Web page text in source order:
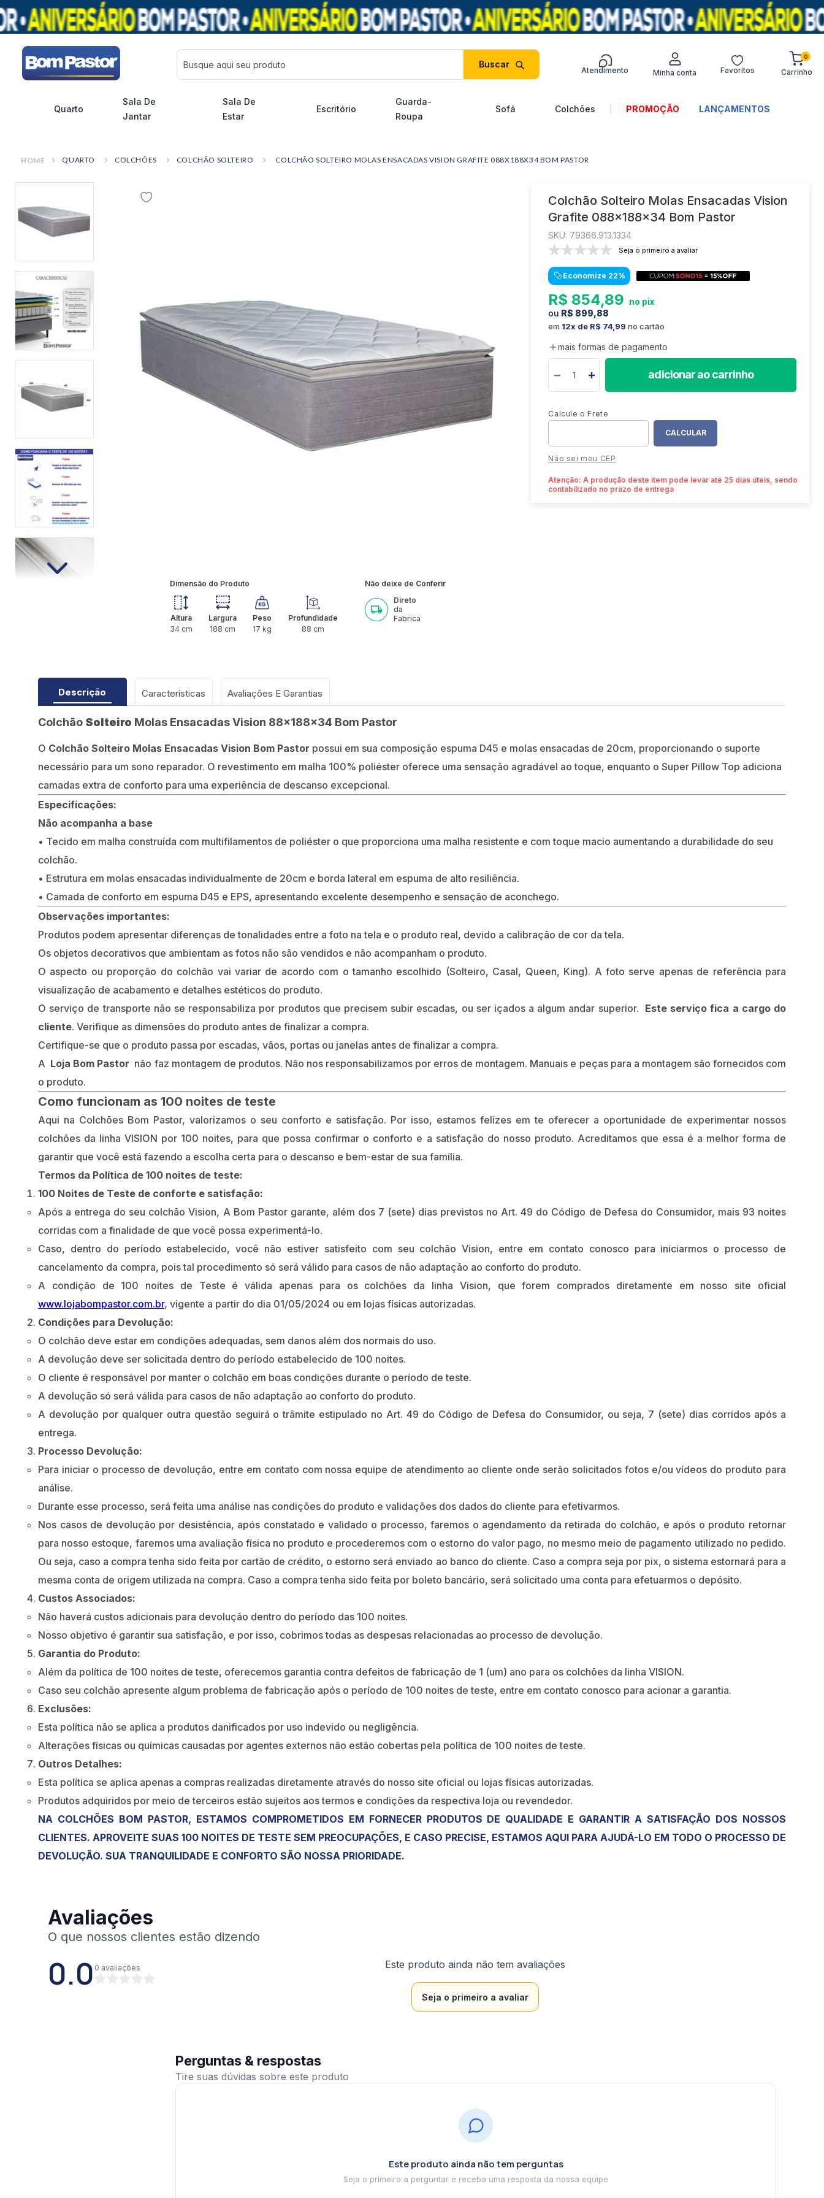
Busque aqui seu produto
Atendimento Favoritos
0
Quarto
Sala De
Jantar
Sala De
Estar
Escritório
Guarda-
Roupa
Sofá Colchões PROMOÇÃO LANÇAMENTOS
QUARTO COLCHÕES COLCHÃO SOLTEIRO COLCHÃO SOLTEIRO MOLAS ENSACADAS VISION GRAFITE 088X188X34 BOM PASTOR
Dimensão do Produto
Altura
34 cm
Largura
188 cm
Peso
17 kg
Profundidade
88 cm
Não deixe de Conferir
Direto
da
Fabrica
Colchão Solteiro Molas Ensacadas Vision
Grafite 088x188x34 Bom Pastor
: 79366.913.1334
Seja o primeiro a avaliar
Economize 22%
R$ 854,89
R$ 899,88
em 12 R$ 74, 99 no cartão
mais formas de pagamento
adicionar ao carrinho
Não sei meu CEP
Atenção: A produção deste item pode levar até 25 dias úteis, sendo
contabilizado no prazo de entrega
Descrição Características
Colchão Solteiro Molas Ensacadas Vision 88x188x34 Bom Pastor
O Colchão Solteiro Molas Ensacadas Vision Bom Pastor possui em sua composição espuma D45 e molas ensacadas de 20cm, proporcionando o suporte
necessário para um sono reparador. O revestimento em malha 100% poliéster oferece uma sensação agradável ao toque, enquanto o Super Pillow Top adiciona
camadas extra de conforto para uma experiência de descanso excepcional.
Especificações:
Não acompanha a base
• Tecido em malha construída com multifilamentos de poliéster o que proporciona uma malha resistente e com toque macio aumentando a durabilidade do seu
colchão.
• Estrutura em molas ensacadas individualmente de 20cm e borda lateral em espuma de alto resiliência.
• Camada de conforto em espuma D45 e EPS, apresentando excelente desempenho e sensação de aconchego.
Observações importantes:
Produtos podem apresentar diferenças de tonalidades entre a foto na tela e o produto real, devido a calibração de cor da tela.
Os objetos decorativos que ambientam as fotos não são vendidos e não acompanham o produto.
O aspecto ou proporção do colchão vai variar de acordo com o tamanho escolhido (Solteiro, Casal, Queen, King). A foto serve apenas de referência para
visualização de acabamento e detalhes estéticos do produto.
O serviço de transporte não se responsabiliza por produtos que precisem subir escadas, ou ser içados a algum andar superior. Este serviço fica a cargo do
cliente. Verifique as dimensões do produto antes de finalizar a compra.
Certifique-se que o produto passa por escadas, vãos, portas ou janelas antes de finalizar a compra.
A Loja Bom Pastor não faz montagem de produtos. Não nos responsabilizamos por erros de montagem. Manuais e peças para a montagem são fornecidos com
o produto.
Como funcionam as 100 noites de teste
Aqui na Colchões Bom Pastor, valorizamos o seu conforto e satisfação. Por isso, estamos felizes em te oferecer a oportunidade de experimentar nossos
colchões da linha VISION por 100 noites, para que possa confirmar o conforto e a satisfação do nosso produto. Acreditamos que essa é a melhor forma de
garantir que você está fazendo a escolha certa para o descanso e bem-estar de sua família.
Termos da Política de 100 noites de teste:
100 Noites de Teste de conforte e satisfação:
Após a entrega do seu colchão Vision, A Bom Pastor garante, além dos 7 (sete) dias previstos no Art. 49 do Código de Defesa do Consumidor, mais 93 noites
corridas com a finalidade de que você possa experimentá-lo.
Caso, dentro do período estabelecido, você não estiver satisfeito com seu colchão Vision, entre em contato conosco para iniciarmos o processo de
cancelamento da compra, pois tal procedimento só será válido para casos de não adaptação ao conforto do produto.
A condição de 100 noites de Teste é válida apenas para os colchões da linha Vision, que forem comprados diretamente em nosso site oficial
www.lojabompastor.com.br, vigente a partir do dia 01/05/2024 ou em lojas físicas autorizadas.
Condições para Devolução:
O colchão deve estar em condições adequadas, sem danos além dos normais do uso.
A devolução deve ser solicitada dentro do período estabelecido de 100 noites.
O cliente é responsável por manter o colchão em boas condições durante o período de teste.
A devolução só será válida para casos de não adaptação ao conforto do produto.
A devolução por qualquer outra questão seguirá o trâmite estipulado no Art. 49 do Código de Defesa do Consumidor, ou seja, 7 (sete) dias corridos após a
entrega.
Processo Devolução:
Para iniciar o processo de devolução, entre em contato com nossa equipe de atendimento ao cliente onde serão solicitados fotos e/ou vídeos do produto para
análise.
Durante esse processo, será feita uma análise nas condições do produto e validações dos dados do cliente para efetivarmos.
Nos casos de devolução por desistência, após constatado e validado o processo, faremos o agendamento da retirada do colchão, e após o produto retornar
para nosso estoque, faremos uma avaliação física no produto e procederemos com o estorno do valor pago, no mesmo meio de pagamento utilizado no pedido.
Ou seja, caso a compra tenha sido feita por cartão de crédito, o estorno será enviado ao banco do cliente. Caso a compra seja por pix, o sistema estornará para a
mesma conta de origem utilizada na compra. Caso a compra tenha sido feita por boleto bancário, será solicitado uma conta para efetuarmos o depósito.
Custos Associados:
Não haverá custos adicionais para devolução dentro do período das 100 noites.
Nosso objetivo é garantir sua satisfação, e por isso, cobrimos todas as despesas relacionadas ao processo de devolução.
Garantia do Produto:
Além da política de 100 noites de teste, oferecemos garantia contra defeitos de fabricação de 1 (um) ano para os colchões da linha VISION.
Caso seu colchão apresente algum problema de fabricação após o período de 100 noites de teste, entre em contato conosco para acionar a garantia.
Exclusões:
Esta política não se aplica a produtos danificados por uso indevido ou negligência.
Alterações físicas ou químicas causadas por agentes externos não estão cobertas pela política de 100 noites de teste.
Outros Detalhes:
Esta política se aplica apenas a compras realizadas diretamente através do nosso site oficial ou lojas físicas autorizadas.
Produtos adquiridos por meio de terceiros estão sujeitos aos termos e condições da respectiva loja ou revendedor.
NA COLCHÕES BOM PASTOR, ESTAMOS COMPROMETIDOS EM FORNECER PRODUTOS DE QUALIDADE E GARANTIR A SATISFAÇÃO DOS NOSSOS
CLIENTES. APROVEITE SUAS 100 NOITES DE TESTE SEM PREOCUPAÇÕES, E CASO PRECISE, ESTAMOS AQUI PARA AJUDÁ-LO EM TODO O PROCESSO DE
DEVOLUÇÃO. SUA TRANQUILIDADE E CONFORTO SÃO NOSSA PRIORIDADE.
Avaliações
0.0 0 avaliações Este produto ainda não tem avaliações
Seja o primeiro a avaliar
Perguntas & respostas
Este produto ainda não tem perguntas
buscados
4º
guarda-roupa
5º
guarda roupa
6º
guarda roupa casal
8º
colchão
9º
sofá retrátil
10 º mesa